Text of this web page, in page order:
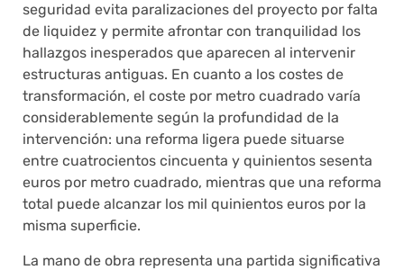
seguridad evita paralizaciones del proyecto por falta
de liquidez y permite afrontar con tranquilidad los
hallazgos inesperados que aparecen al intervenir
estructuras antiguas. En cuanto a los costes de
transformación, el coste por metro cuadrado varía
considerablemente según la profundidad de la
intervención: una reforma ligera puede situarse
entre cuatrocientos cincuenta y quinientos sesenta
euros por metro cuadrado, mientras que una reforma
total puede alcanzar los mil quinientos euros por la
misma superficie.
La mano de obra representa una partida significativa